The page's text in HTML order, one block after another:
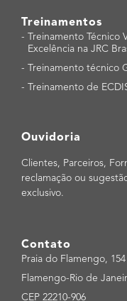
Treinamentos
-
Treinamento
Excelência na JRC
-
Treinamento técnico
-
Treinamento de
Ouvidoria
Clientes, Parceiros,
reclamação ou
exclusivo.
Contato
Praia do Flamengo, 154
Flamengo-Rio de
CEP 22210-906